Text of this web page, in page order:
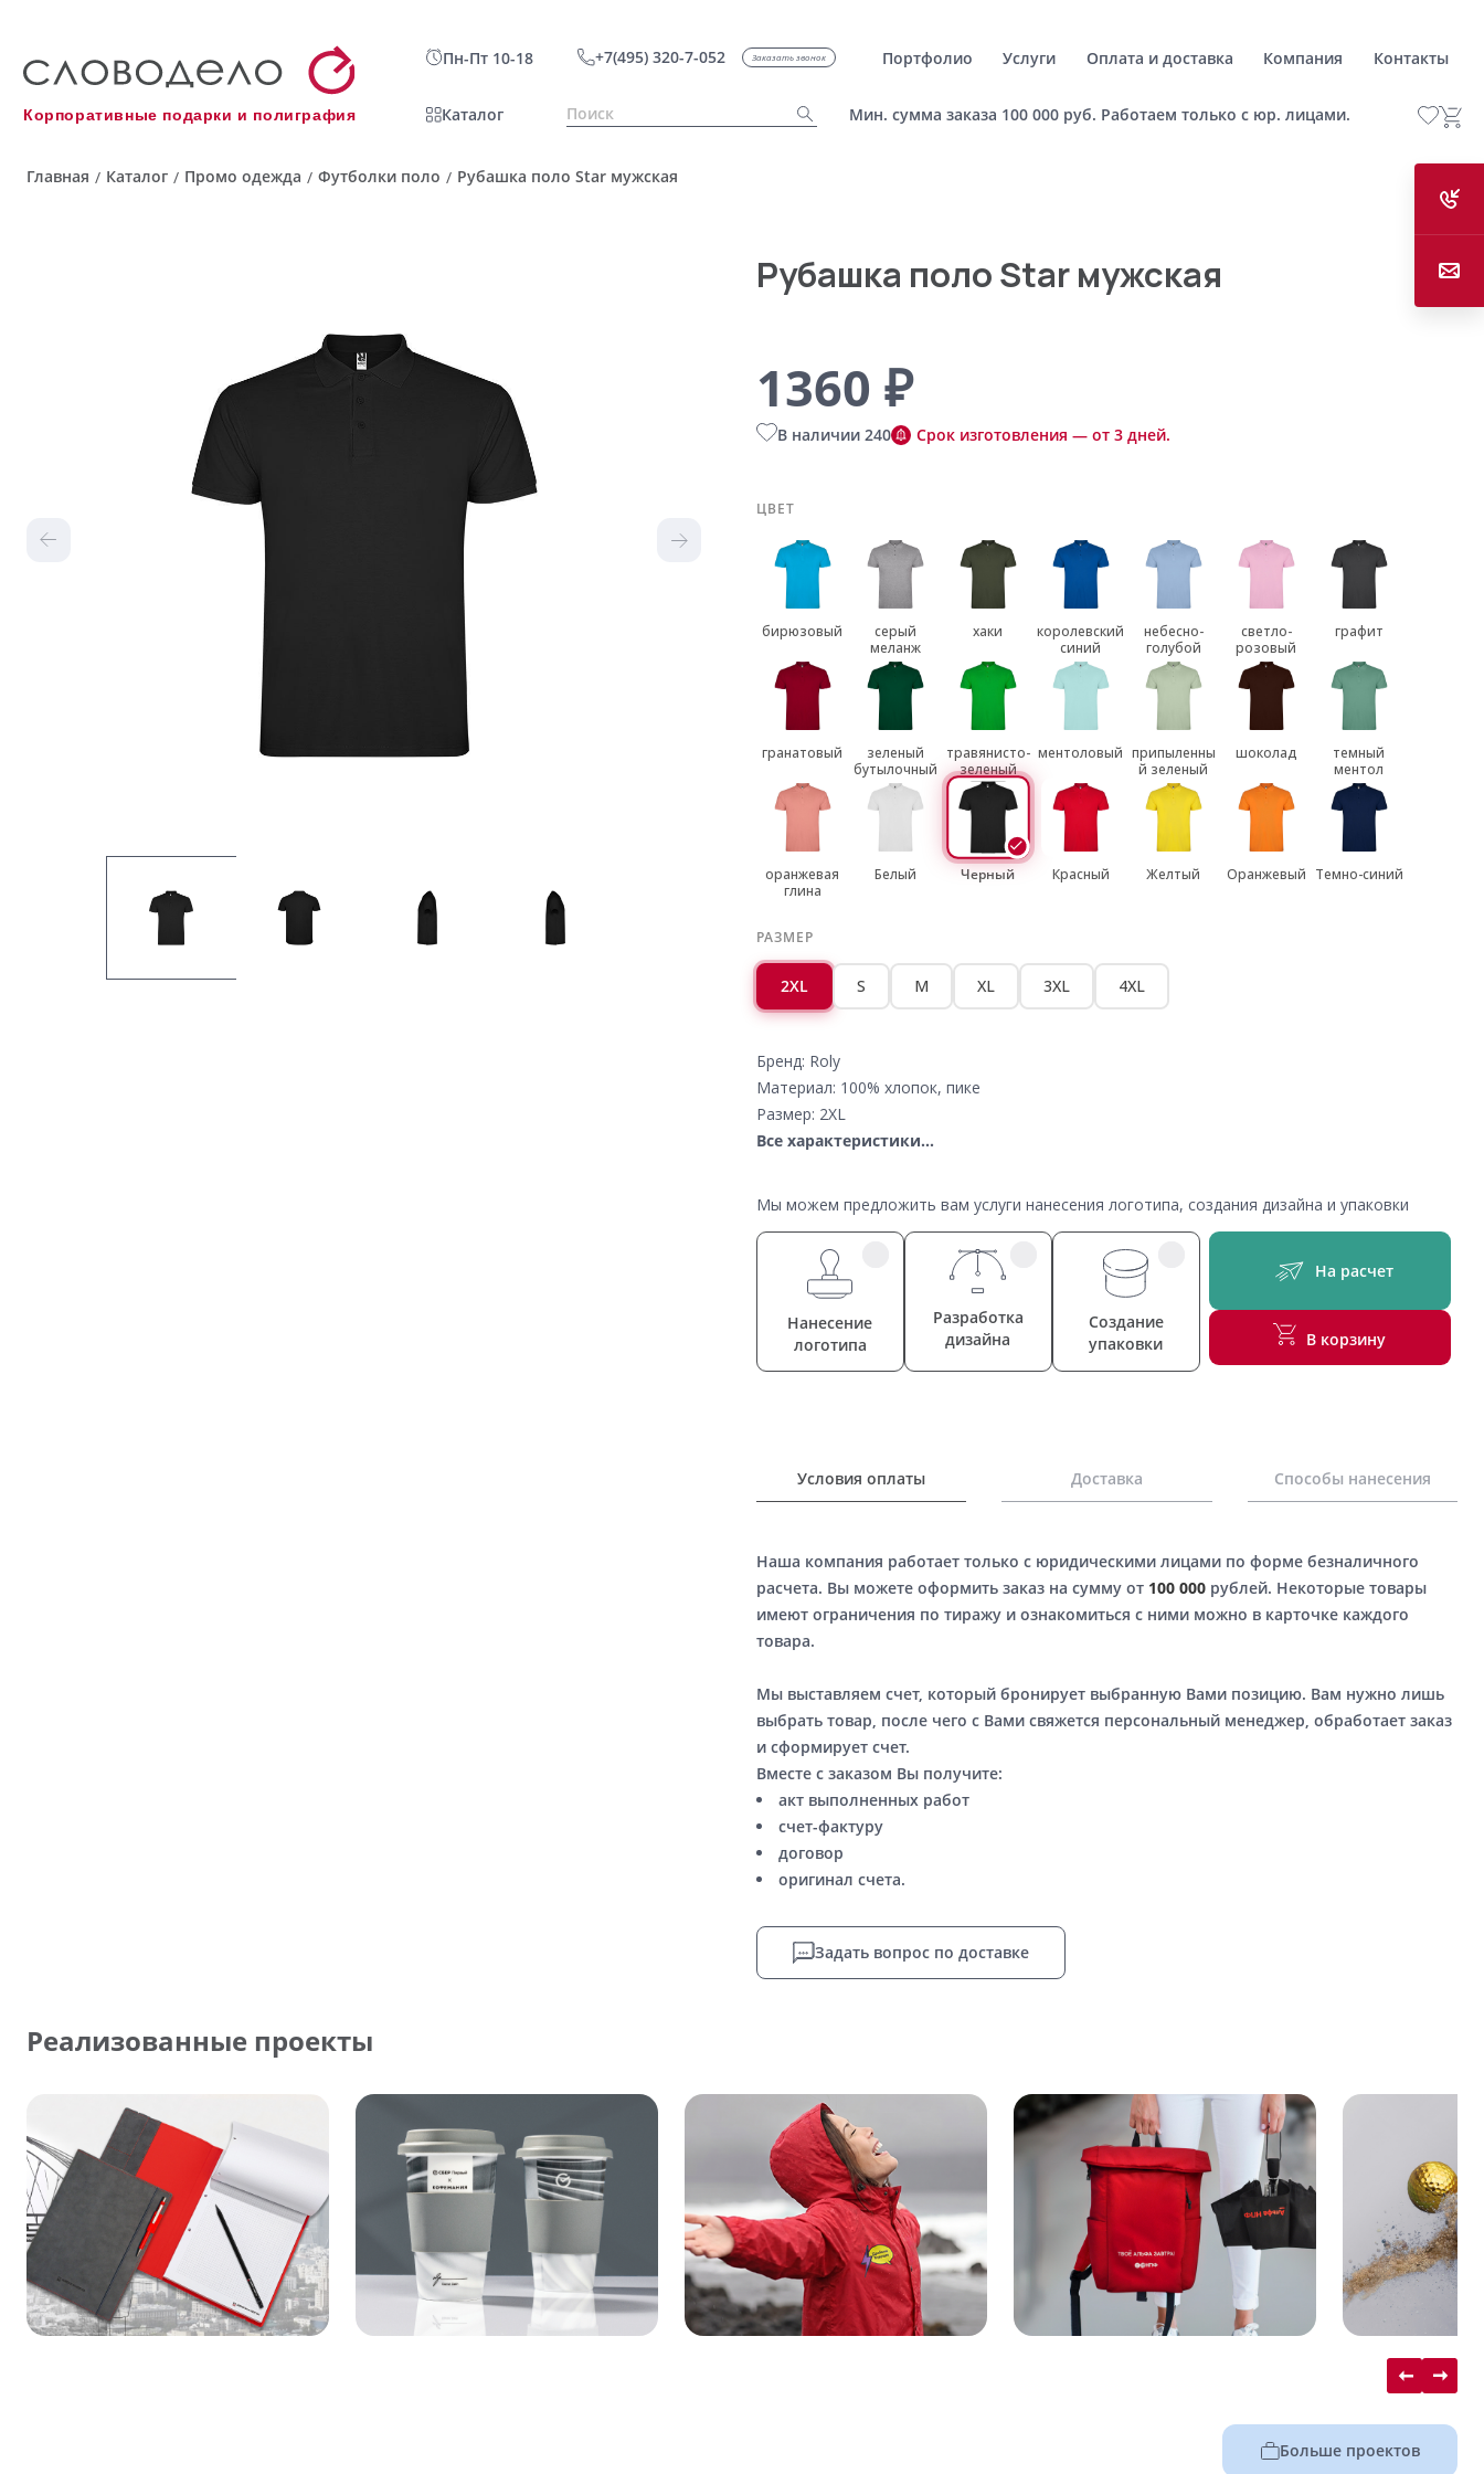
Корпоративные подарки и полиграфия
Пн-Пт 10-18 +7(495) 320-7-052 Заказать звонок Портфолио Услуги Оплата и доставка Компания Контакты
Каталог Мин. сумма заказа 100 000 руб. Работаем только с юр. лицами.
Главная / Каталог / Промо одежда / Футболки поло / Рубашка поло Star мужская
Рубашка поло Star мужская
1360 ₽
В наличии 240 Срок изготовления — от 3 дней.
ЦВЕТ
бирюзовый
серый
меланж
хаки
королевский
синий
небесно-
голубой
светло-
розовый
графит
гранатовый
зеленый
бутылочный
травянисто-
зеленый
ментоловый припыленны
й зеленый
шоколад
темный
ментол
оранжевая
глина
Белый Черный Красный Желтый Оранжевый Темно-синий
РАЗМЕР
2XL S M XL 3XL 4XL
Бренд: Roly
Материал: 100% хлопок, пике
Размер: 2XL
Все характеристики...
Мы можем предложить вам услуги нанесения логотипа, создания дизайна и упаковки
Нанесение
логотипа
Разработка
дизайна
Создание
упаковки
На расчет
В корзину
Условия оплаты Доставка Способы нанесения
Наша компания работает только с юридическими лицами по форме безналичного
расчета. Вы можете оформить заказ на сумму от 100 000рублей. Некоторые товары
имеют ограничения по тиражу и ознакомиться с ними можно в карточке каждого
товара.
Мы выставляем счет, который бронирует выбранную Вами позицию. Вам нужно лишь
выбрать товар, после чего с Вами свяжется персональный менеджер, обработает заказ
и сформирует счет.
Вместе с заказом Вы получите:
акт выполненных работ
счет-фактуру
договор
оригинал счета.
Задать вопрос по доставке
Реализованные проекты
Больше проектов